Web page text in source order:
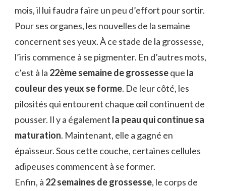
mois, il lui faudra faire un peu d’effort pour sortir.
Pour ses organes, les nouvelles de la semaine
concernent ses yeux. À ce stade de la grossesse,
l’iris commence à se pigmenter. En d’autres mots,
c’est à la 22ème semaine de grossesseque la
couleur des yeux se forme. De leur côté, les
pilosités qui entourent chaque œil continuent de
pousser. Il y a également la peau qui continue sa
maturation. Maintenant, elle a gagné en
épaisseur. Sous cette couche, certaines cellules
adipeuses commencent à se former.
Enfin, à 22 semaines de grossesse, le corps de